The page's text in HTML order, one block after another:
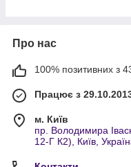
Про нас
100% позитивних з 43
Працює з
м. Київ
пр. Володимира
12-Г К2), Київ,